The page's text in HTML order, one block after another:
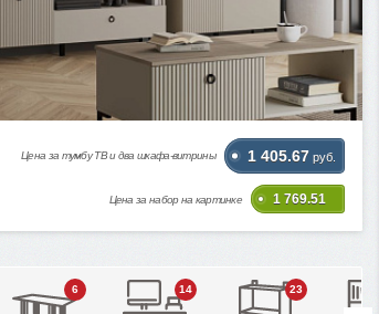
Цена за тумбу ТВ и два шкафа-витрины 1 405.67 руб.
Цена за набор на картинке 1 769.51
6 14 23